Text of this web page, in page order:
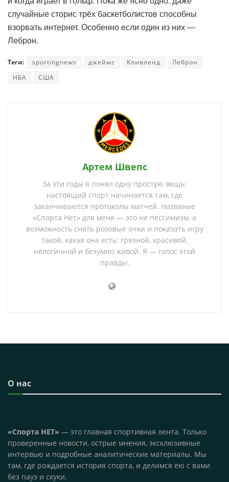
случайные сторис трёх баскетболистов способны
взорвать интернет. Особенно если один из них —
Леброн.
Теги: sportingnews джеймс Кливленд
Леброн
НБА
США
Артем Швепс
За эти годы я понял одну простую вещь:
настоящий спорт начинается там, где
заканчиваются протоколы матчей. Название
«Спорта Нет» для меня — это не пессимизм, а
возможность снять розовые очки и показать игру
такой, какая она есть: грязной, красивой,
нелогичной и безумно живой. Я — голос этой
правды.
О нас
«Спорта НЕТ» — это главная спортивная лента. Только
проверенные новости, острые мнения, эксклюзивные
интервью и подробные аналитические материалы. Мы
там, где рождается история спорта, и делимся ею с вами
без пауз и скуки.